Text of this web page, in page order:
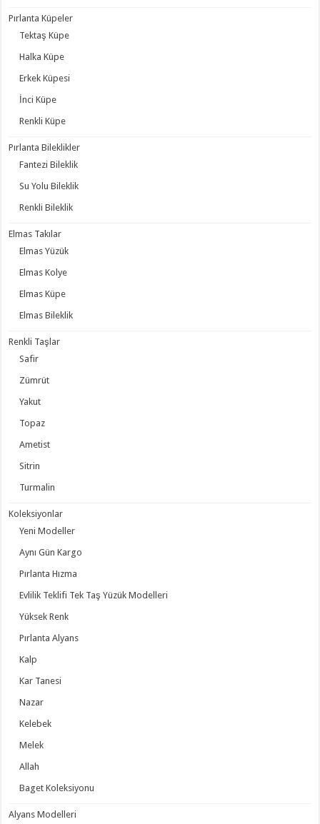
Pırlanta Küpeler
Tektaş Küpe
Halka Küpe
Erkek Küpesi
İnci Küpe
Renkli Küpe
Pırlanta Bileklikler
Fantezi Bileklik
Su Yolu Bileklik
Renkli Bileklik
Elmas Takılar
Elmas Yüzük
Elmas Kolye
Elmas Küpe
Elmas Bileklik
Renkli Taşlar
Safir
Zümrüt
Yakut
Topaz
Ametist
Sitrin
Turmalin
Koleksiyonlar
Yeni Modeller
Aynı Gün Kargo
Pırlanta Hızma
Evlilik Teklifi Tek Taş Yüzük Modelleri
Yüksek Renk
Pırlanta Alyans
Kalp
Kar Tanesi
Nazar
Kelebek
Melek
Allah
Baget Koleksiyonu
Alyans Modelleri